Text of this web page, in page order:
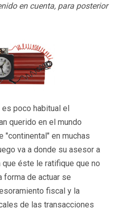
en cuenta, para posterior
poco habitual el
querido en el mundo
"continental" en muchas
va a donde su asesor a
que éste le ratifique que no
forma de actuar se
fiscal y la
de las transacciones